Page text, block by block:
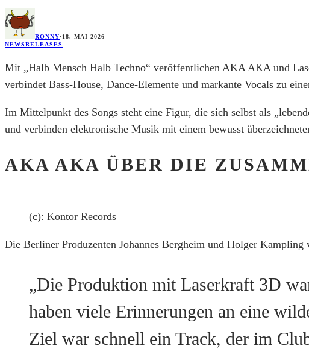
RONNY·18. MAI 2026
NEWSRELEASES
Mit „Halb Mensch Halb Techno“ veröffentlichen AKA AKA und
verbindet Bass-House, Dance-Elemente und markante Vocals zu
Im Mittelpunkt des Songs steht eine Figur, die sich selbst als
und verbinden elektronische Musik mit einem bewusst
AKA AKA ÜBER DIE
(c): Kontor Records
Die Berliner Produzenten Johannes Bergheim und Holger
„Die Produktion mit Laserkraft 3D
haben viele Erinnerungen an eine
Ziel war schnell ein Track, der im